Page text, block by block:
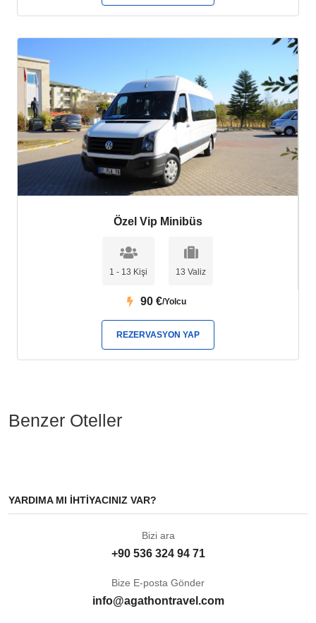
Özel Vip Minibüs
1 - 13 Kişi 13 Valiz
90€/Yolcu
REZERVASYON YAP
Benzer Oteller
YARDIMA MI IHTIYACINIZ VAR?
Bizi ara
+90 536 324 94 71
Bize E-posta Gönder
info@agathontravel.com